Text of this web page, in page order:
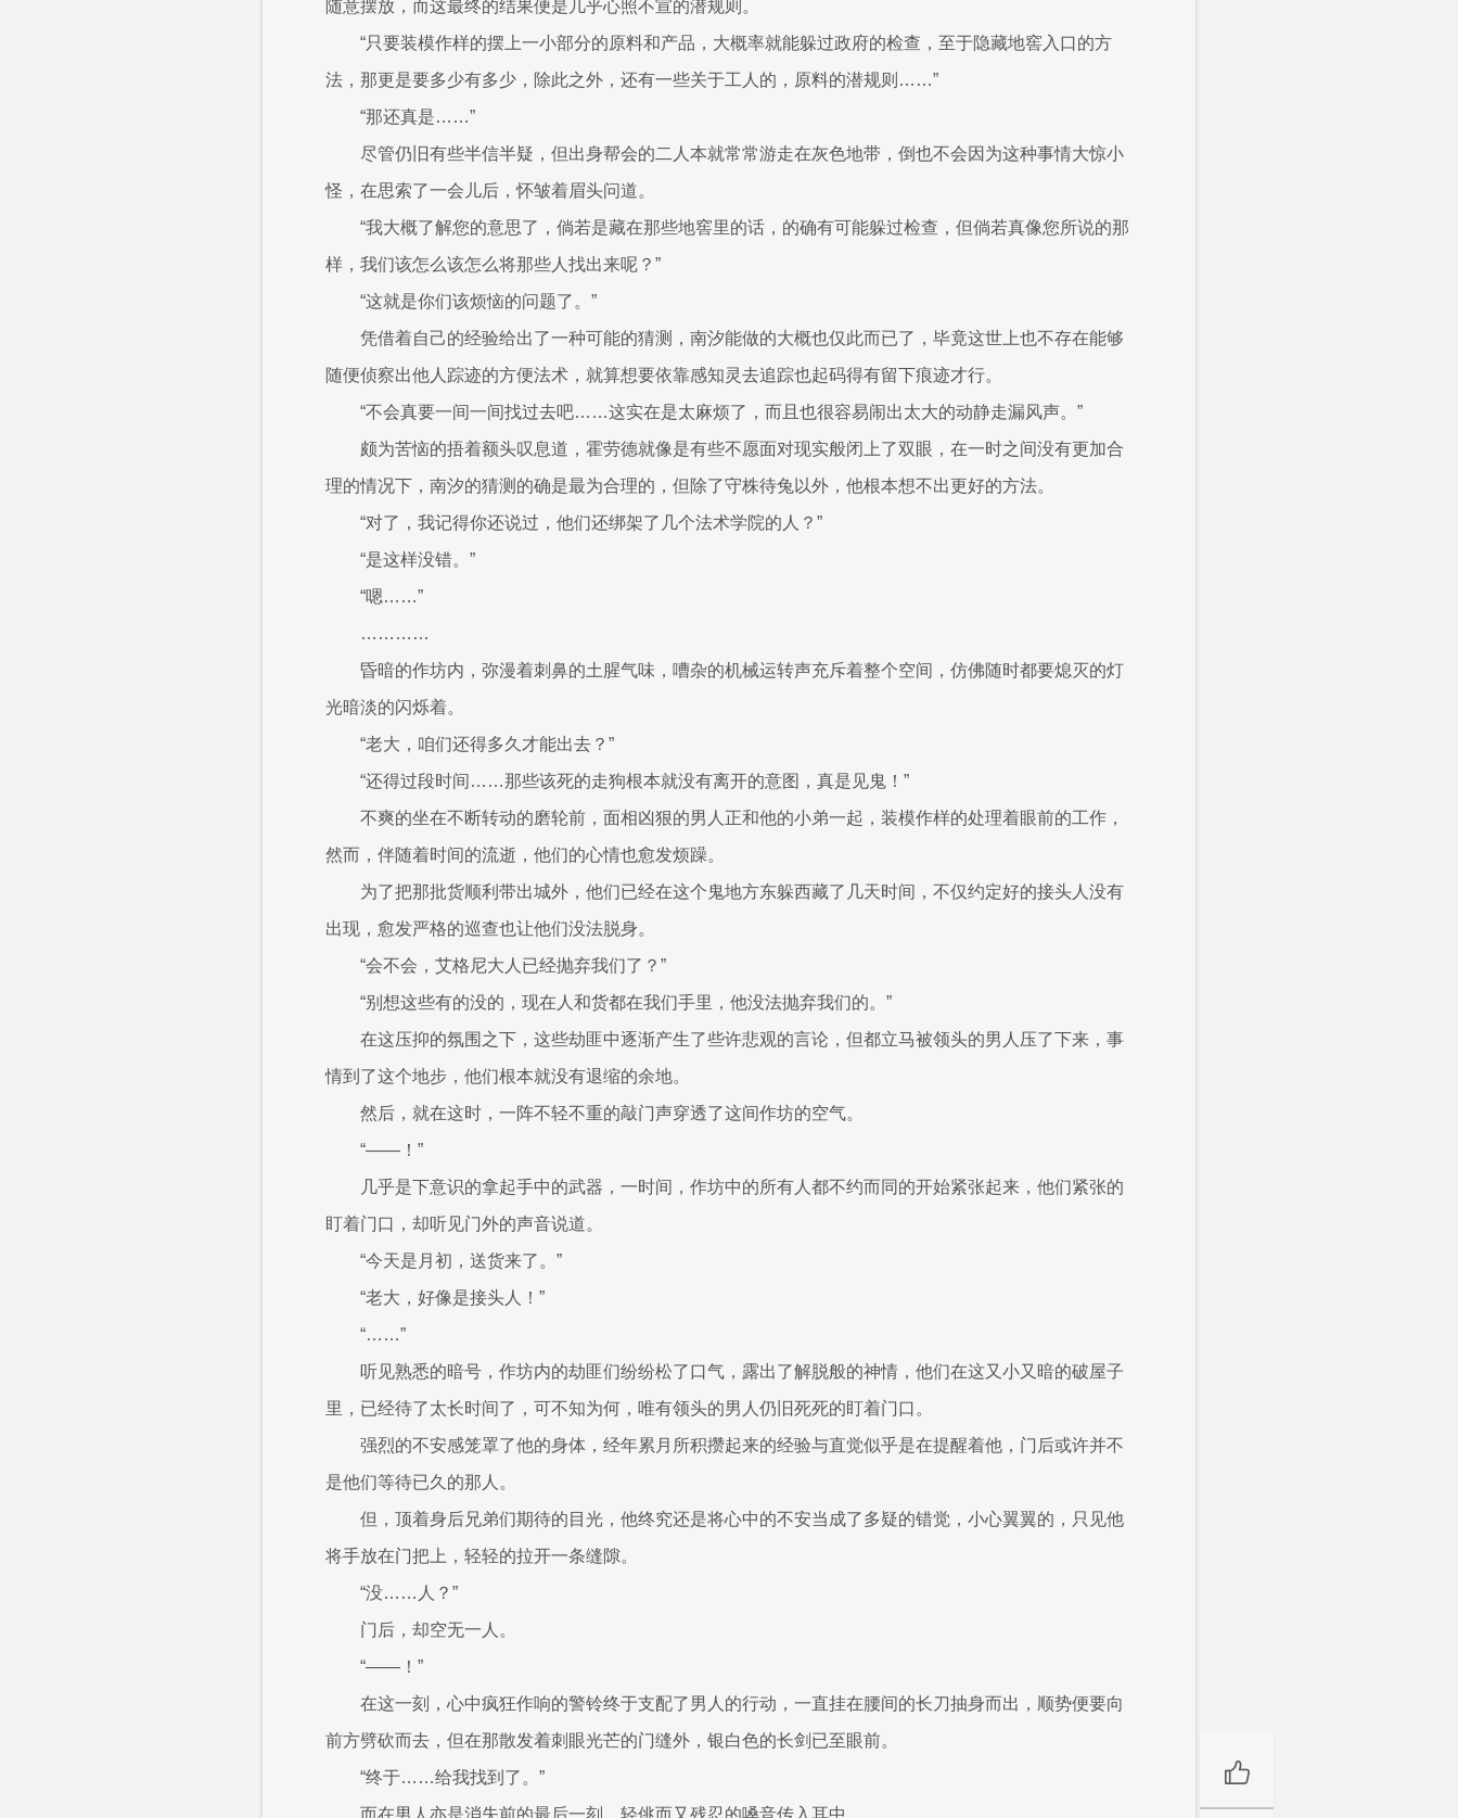
随意摆放，而这最终的结果便是几乎心照不宣的潜规则。
“只要装模作样的摆上一小部分的原料和产品，大概率就能躲过政府的检查，至于隐藏地窖入口的方
法，那更是要多少有多少，除此之外，还有一些关于工人的，原料的潜规则……”
“那还真是……”
尽管仍旧有些半信半疑，但出身帮会的二人本就常常游走在灰色地带，倒也不会因为这种事情大惊小
怪，在思索了一会儿后，怀皱着眉头问道。
“我大概了解您的意思了，倘若是藏在那些地窖里的话，的确有可能躲过检查，但倘若真像您所说的那
样，我们该怎么该怎么将那些人找出来呢？”
“这就是你们该烦恼的问题了。”
凭借着自己的经验给出了一种可能的猜测，南汐能做的大概也仅此而已了，毕竟这世上也不存在能够
随便侦察出他人踪迹的方便法术，就算想要依靠感知灵去追踪也起码得有留下痕迹才行。
“不会真要一间一间找过去吧……这实在是太麻烦了，而且也很容易闹出太大的动静走漏风声。”
颇为苦恼的捂着额头叹息道，霍劳德就像是有些不愿面对现实般闭上了双眼，在一时之间没有更加合
理的情况下，南汐的猜测的确是最为合理的，但除了守株待兔以外，他根本想不出更好的方法。
“对了，我记得你还说过，他们还绑架了几个法术学院的人？”
“是这样没错。”
“嗯……”
…………
昏暗的作坊内，弥漫着刺鼻的土腥气味，嘈杂的机械运转声充斥着整个空间，仿佛随时都要熄灭的灯
光暗淡的闪烁着。
“老大，咱们还得多久才能出去？”
“还得过段时间……那些该死的走狗根本就没有离开的意图，真是见鬼！”
不爽的坐在不断转动的磨轮前，面相凶狠的男人正和他的小弟一起，装模作样的处理着眼前的工作，
然而，伴随着时间的流逝，他们的心情也愈发烦躁。
为了把那批货顺利带出城外，他们已经在这个鬼地方东躲西藏了几天时间，不仅约定好的接头人没有
出现，愈发严格的巡查也让他们没法脱身。
“会不会，艾格尼大人已经抛弃我们了？”
“别想这些有的没的，现在人和货都在我们手里，他没法抛弃我们的。”
在这压抑的氛围之下，这些劫匪中逐渐产生了些许悲观的言论，但都立马被领头的男人压了下来，事
情到了这个地步，他们根本就没有退缩的余地。
然后，就在这时，一阵不轻不重的敲门声穿透了这间作坊的空气。
“——！”
几乎是下意识的拿起手中的武器，一时间，作坊中的所有人都不约而同的开始紧张起来，他们紧张的
盯着门口，却听见门外的声音说道。
“今天是月初，送货来了。”
“老大，好像是接头人！”
“……”
听见熟悉的暗号，作坊内的劫匪们纷纷松了口气，露出了解脱般的神情，他们在这又小又暗的破屋子
里，已经待了太长时间了，可不知为何，唯有领头的男人仍旧死死的盯着门口。
强烈的不安感笼罩了他的身体，经年累月所积攒起来的经验与直觉似乎是在提醒着他，门后或许并不
是他们等待已久的那人。
但，顶着身后兄弟们期待的目光，他终究还是将心中的不安当成了多疑的错觉，小心翼翼的，只见他
将手放在门把上，轻轻的拉开一条缝隙。
“没……人？”
门后，却空无一人。
“——！”
在这一刻，心中疯狂作响的警铃终于支配了男人的行动，一直挂在腰间的长刀抽身而出，顺势便要向
前方劈砍而去，但在那散发着刺眼光芒的门缝外，银白色的长剑已至眼前。
“终于……给我找到了。”
而在男人亦是消失前的最后一刻，轻佻而又残忍的嗓音传入耳中。